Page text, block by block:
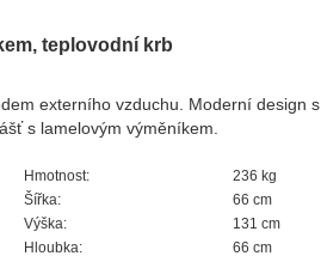
teplovodní krb
externího vzduchu. Moderní design s
s lamelovým výměníkem.
Hmotnost:
236 kg
Šířka:
66 cm
Výška:
131 cm
Hloubka:
66 cm